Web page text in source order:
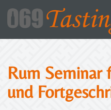
Rum Seminar
und